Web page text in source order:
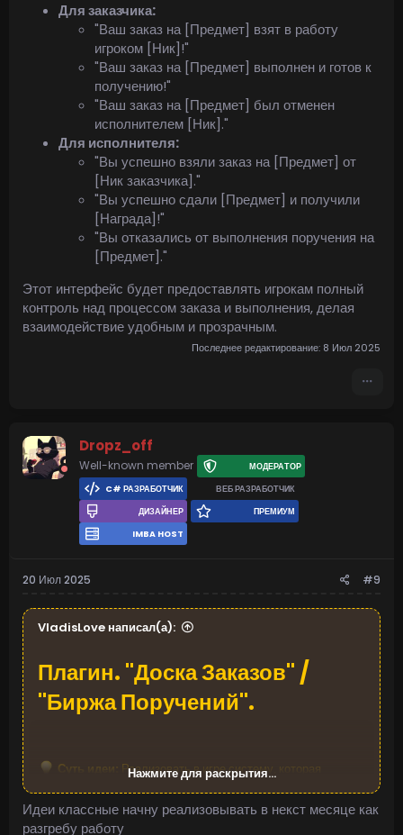
Для заказчика:
"Ваш заказ на [Предмет] взят в работу
игроком [Ник]!"
"Ваш заказ на [Предмет] выполнен и готов к
получению!"
"Ваш заказ на [Предмет] был отменен
исполнителем [Ник]."
Для исполнителя:
"Вы успешно взяли заказ на [Предмет] от
[Ник заказчика]."
"Вы успешно сдали [Предмет] и получили
[Награда]!"
"Вы отказались от выполнения поручения на
[Предмет]."
Этот интерфейс будет предоставлять игрокам полный
контроль над процессом заказа и выполнения, делая
взаимодействие удобным и прозрачным.
Последнее редактирование: 8 Июл 2025
Dropz_off
Well-known member
МОДЕРАТОР
C# РАЗРАБОТЧИК
ВЕБ РАЗРАБОТЧИК
ДИЗАЙНЕР
ПРЕМИУМ
IMBA HOST
20 Июл 2025 #9
VladisLove написал(а):
Плагин. "Доска Заказов" /
"Биржа Поручений".​
Суть идеи: Реализовать в игре систему, которая
позволит игрокам заказывать необходимые предметы (чаи,
установленное вознаграждение. Это будет работать как
Нажмите для раскрытия...
Идеи классные начну реализовывать в некст месяце как
разгребу работу